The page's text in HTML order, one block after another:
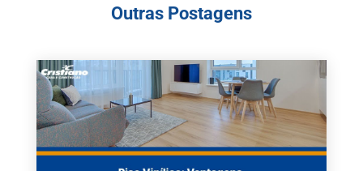
Outras Postagens